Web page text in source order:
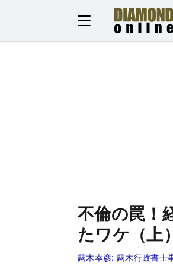
不倫の罠！
たワケ（上）
露木幸彦: 露木行政書士